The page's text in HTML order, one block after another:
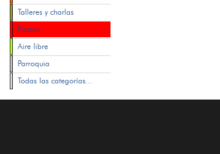
Talleres y charlas
Fiestas
Aire libre
Parroquia
Todas las categorías...